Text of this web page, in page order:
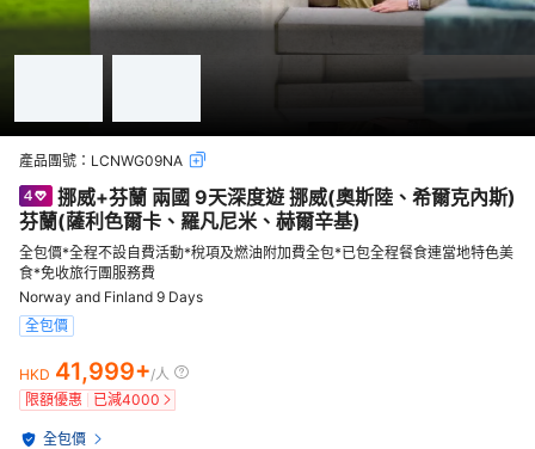
產品團號： LCNWG09NA
挪威+芬蘭 兩國 9天深度遊 挪威(奧斯陸、希爾克內斯)
芬蘭(薩利色爾卡、羅凡尼米、赫爾辛基)
全包價*全程不設自費活動*稅項及燃油附加費全包*已包全程餐食連當地特色美
食*免收旅行團服務費
Norway and Finland 9 Days
全包價
HKD 41,999+/人
限額優惠
已減4000
全包價